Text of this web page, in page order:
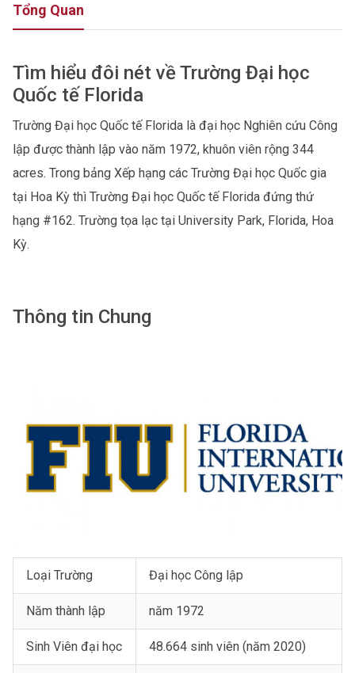
Tổng Quan
Tìm hiểu đôi nét về Trường Đại học
Quốc tế Florida
Trường Đại học Quốc tế Florida là đại học Nghiên cứu Công
lập được thành lập vào năm 1972, khuôn viên rộng 344
acres. Trong bảng Xếp hạng các Trường Đại học Quốc gia
tại Hoa Kỳ thì Trường Đại học Quốc tế Florida đứng thứ
hạng #162. Trường tọa lạc tại University Park, Florida, Hoa
Kỳ.
Thông tin Chung
Loại Trường Đại học Công lập
Năm thành lập năm 1972
Sinh Viên đại học 48.664 sinh viên (năm 2020)